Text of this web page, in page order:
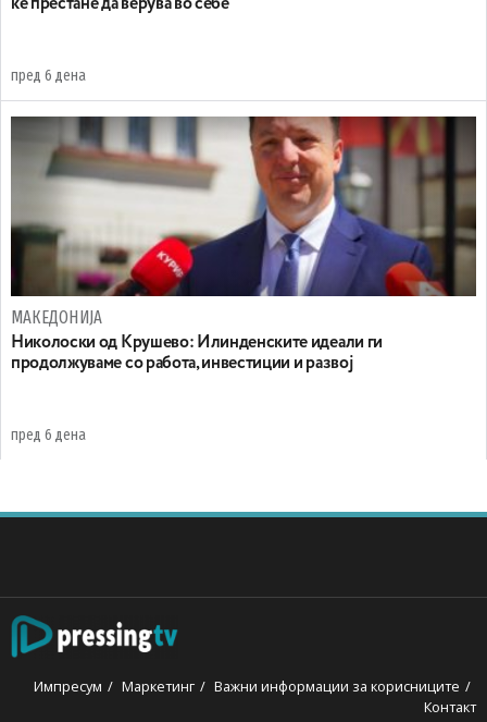
ќе престане да верува во себе
пред 6 дена
МАКЕДОНИЈА
Николоски од Крушево: Илинденските идеали ги
продолжуваме со работа, инвестиции и развој
пред 6 дена
Импресум Маркетинг
Важни информации за корисниците
Контакт